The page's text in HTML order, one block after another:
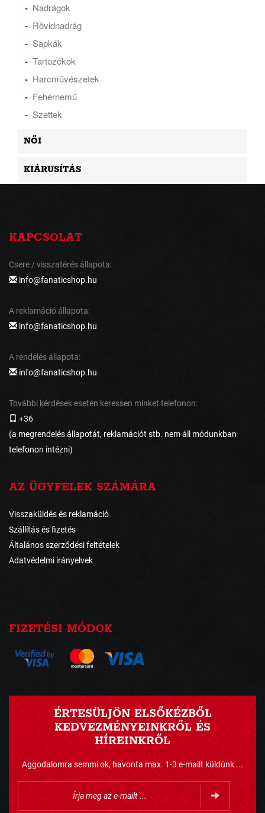
Nadrágok
Rövidnadrág
Sapkák
Tartozékok
Harcművészetek
Fehérnemű
Szettek
NŐI
KIÁRUSÍTÁS
KAPCSOLAT
Csere / visszatérés állapota:
info@fanaticshop.hu
A reklamáció állapota:
info@fanaticshop.hu
A rendelés állapota:
info@fanaticshop.hu
További kérdések esetén keressen minket telefonon:
+36
(a megrendelés állapotát, reklamációt stb. nem áll módunkban
telefonon intézni)
AZ ÜGYFELEK SZÁMÁRA
Visszaküldés és reklamáció
Szállítás és fizetés
Általános szerződési feltételek
Adatvédelmi irányelvek
FIZETÉSI MÓDOK
ÉRTESÜLJÖN ELSŐKÉZBŐL
KEDVEZMÉNYEINKRŐL ÉS
HÍREINKRŐL
Aggodalomra semmi ok, havonta max. 1-3 e-mailt küldünk ...